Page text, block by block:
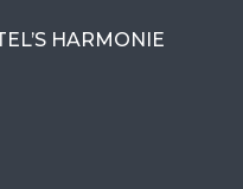
HARMONIE